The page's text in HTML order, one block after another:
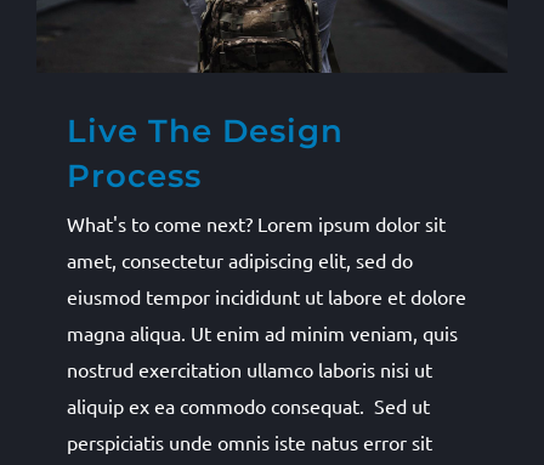
Live The Design
Process
What's to come next? Lorem ipsum dolor sit
amet, consectetur adipiscing elit, sed do
eiusmod tempor incididunt ut labore et dolore
magna aliqua. Ut enim ad minim veniam, quis
nostrud exercitation ullamco laboris nisi ut
aliquip ex ea commodo consequat. Sed ut
perspiciatis unde omnis iste natus error sit